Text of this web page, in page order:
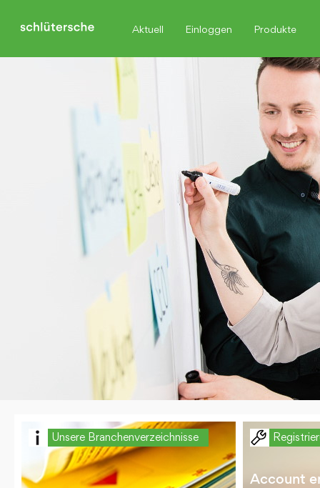
Aktuell Einloggen Produkte
Unsere Branchenverzeichnisse
Account